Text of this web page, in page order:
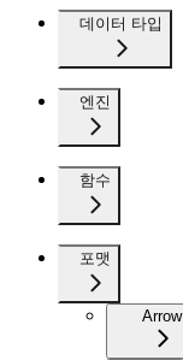
데이터 타입
엔진
함수
포맷
Arrow